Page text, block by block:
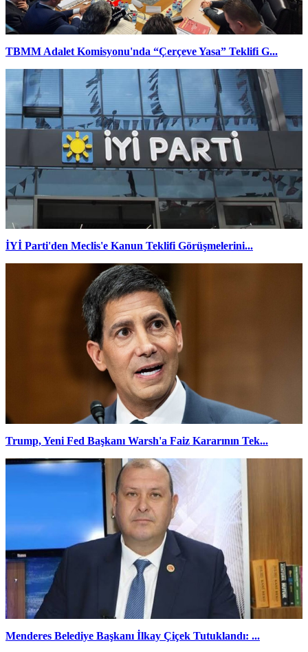
TBMM Adalet Komisyonu'nda “Çerçeve Yasa” Teklifi G...
İYİ Parti'den Meclis'e Kanun Teklifi Görüşmelerini...
Trump, Yeni Fed Başkanı Warsh'a Faiz Kararının Tek...
Menderes Belediye Başkanı İlkay Çiçek Tutuklandı: ...